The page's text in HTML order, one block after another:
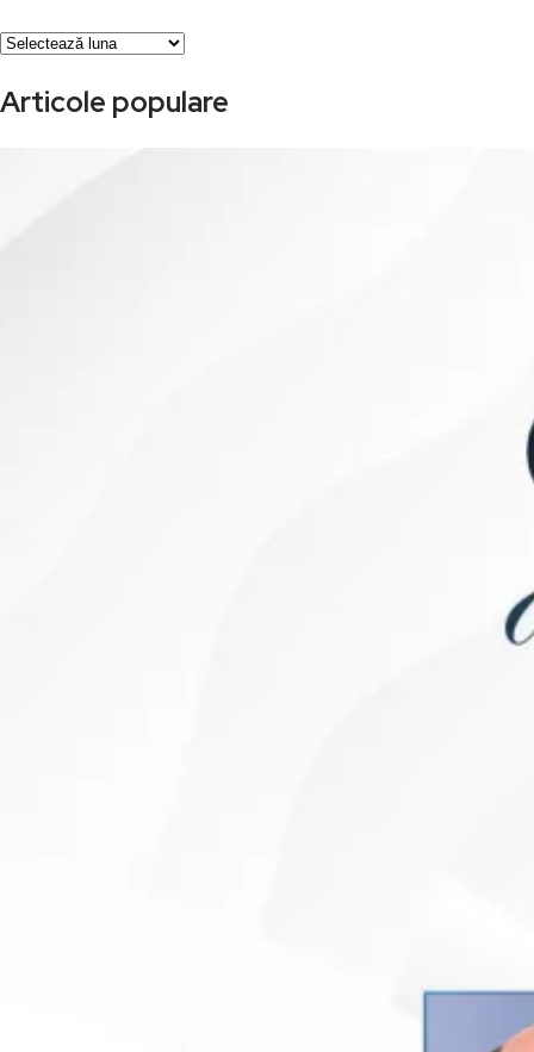
Arhivă
Articole populare